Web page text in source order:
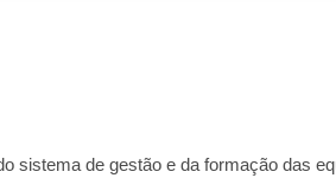
de gestão e da formação das